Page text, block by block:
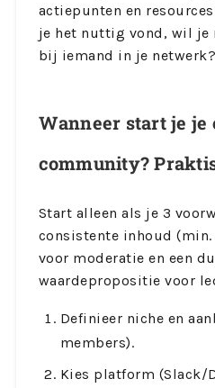
actiepunten en
je het nuttig vond, wil je
bij iemand in je
Wanneer start je je
community?
Start alleen als je 3
consistente inhoud
voor moderatie en een
waardepropositie voor
Definieer niche en
members).
Kies platform (Slack/